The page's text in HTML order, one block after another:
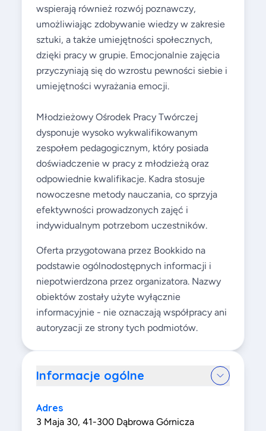
wspierają również rozwój poznawczy,
umożliwiając zdobywanie wiedzy w zakresie
sztuki, a także umiejętności społecznych,
dzięki pracy w grupie. Emocjonalnie zajęcia
przyczyniają się do wzrostu pewności siebie i
umiejętności wyrażania emocji.
Młodzieżowy Ośrodek Pracy Twórczej
dysponuje wysoko wykwalifikowanym
zespołem pedagogicznym, który posiada
doświadczenie w pracy z młodzieżą oraz
odpowiednie kwalifikacje. Kadra stosuje
nowoczesne metody nauczania, co sprzyja
efektywności prowadzonych zajęć i
indywidualnym potrzebom uczestników.
Oferta przygotowana przez Bookkido na
podstawie ogólnodostępnych informacji i
niepotwierdzona przez organizatora. Nazwy
obiektów zostały użyte wyłącznie
informacyjnie - nie oznaczają współpracy ani
autoryzacji ze strony tych podmiotów.
Informacje ogólne
Adres
3 Maja 30, 41-300 Dąbrowa Górnicza